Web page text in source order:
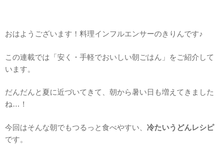
おはようございます！料理インフルエンサーのきりんです♪
この連載では「安く・手軽でおいしい朝ごはん」をご紹介して
います。
だんだんと夏に近づいてきて、朝から暑い日も増えてきました
ね…！
今回はそんな朝でもつるっと食べやすい、 冷たいうどんレシピ
です。